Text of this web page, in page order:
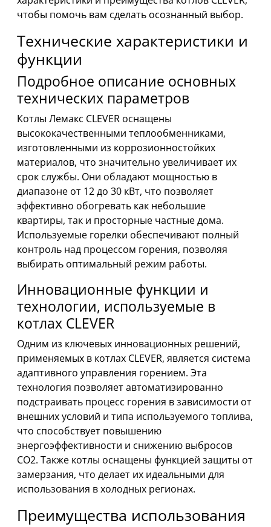
чтобы помочь вам сделать осознанный выбор.
Технические характеристики и
функции
Подробное описание основных
технических параметров
Котлы Лемакс CLEVER оснащены
высококачественными теплообменниками,
изготовленными из коррозионностойких
материалов, что значительно увеличивает их
срок службы. Они обладают мощностью в
диапазоне от 12 до 30 кВт, что позволяет
эффективно обогревать как небольшие
квартиры, так и просторные частные дома.
Используемые горелки обеспечивают полный
контроль над процессом горения, позволяя
выбирать оптимальный режим работы.
Инновационные функции и
технологии, используемые в
котлах CLEVER
Одним из ключевых инновационных решений,
применяемых в котлах CLEVER, является система
адаптивного управления горением. Эта
технология позволяет автоматизированно
подстраивать процесс горения в зависимости от
внешних условий и типа используемого топлива,
что способствует повышению
энергоэффективности и снижению выбросов
СО2. Также котлы оснащены функцией защиты от
замерзания, что делает их идеальными для
использования в холодных регионах.
Преимущества использования